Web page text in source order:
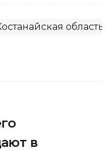
область
в